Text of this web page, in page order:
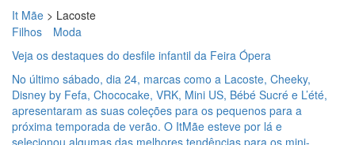
It Mãe > Lacoste
Filhos
Moda
Veja os destaques do desfile infantil da Feira Ópera
No último sábado, dia 24, marcas como a Lacoste, Cheeky,
Disney by Fefa, Chococake, VRK, Mini US, Bébé Sucré e L’été,
apresentaram as suas coleções para os pequenos para a
próxima temporada de verão. O ItMãe esteve por lá e
selecionou algumas das melhores tendências para os mini-